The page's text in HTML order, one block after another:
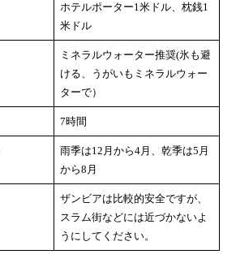
ホテルポーター1米ドル、枕銭1
米ドル
ミネラルウォーター推奨(氷も避
ける、うがいもミネラルウォー
ターで）
7時間
雨季は12月から4月、乾季は5月
から8月
ザンビアは比較的安全ですが、
スラム街などには近づかないよ
うにしてください。